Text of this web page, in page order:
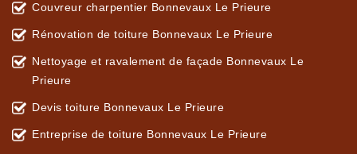
Couvreur charpentier Bonnevaux Le Prieure
Rénovation de toiture Bonnevaux Le Prieure
Nettoyage et ravalement de façade Bonnevaux Le
Prieure
Devis toiture Bonnevaux Le Prieure
Entreprise de toiture Bonnevaux Le Prieure